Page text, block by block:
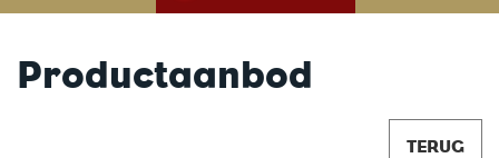
Productaanbod
TERUG